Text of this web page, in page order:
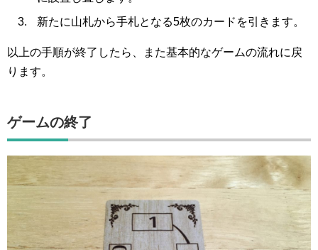
新たに山札から手札となる5枚のカードを引きます。
以上の手順が終了したら、また基本的なゲームの流れに戻
ります。
ゲームの終了